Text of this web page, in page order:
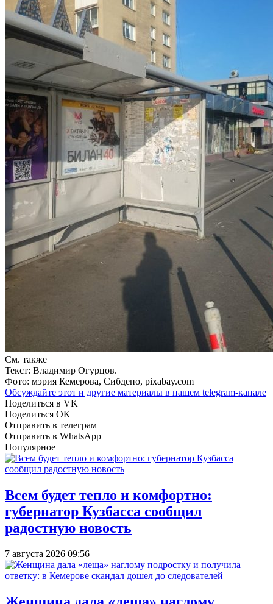
См. также
Текст: Владимир Огурцов.
Фото: мэрия Кемерова, Сибдепо, pixabay.com
Обсуждайте этот и другие материалы в нашем telegram-канале
Поделиться в VK
Поделиться OK
Отправить в телеграм
Отправить в WhatsApp
Популярное
Всем будет тепло и комфортно:
губернатор Кузбасса сообщил
радостную новость
7 августа 2026 09:56